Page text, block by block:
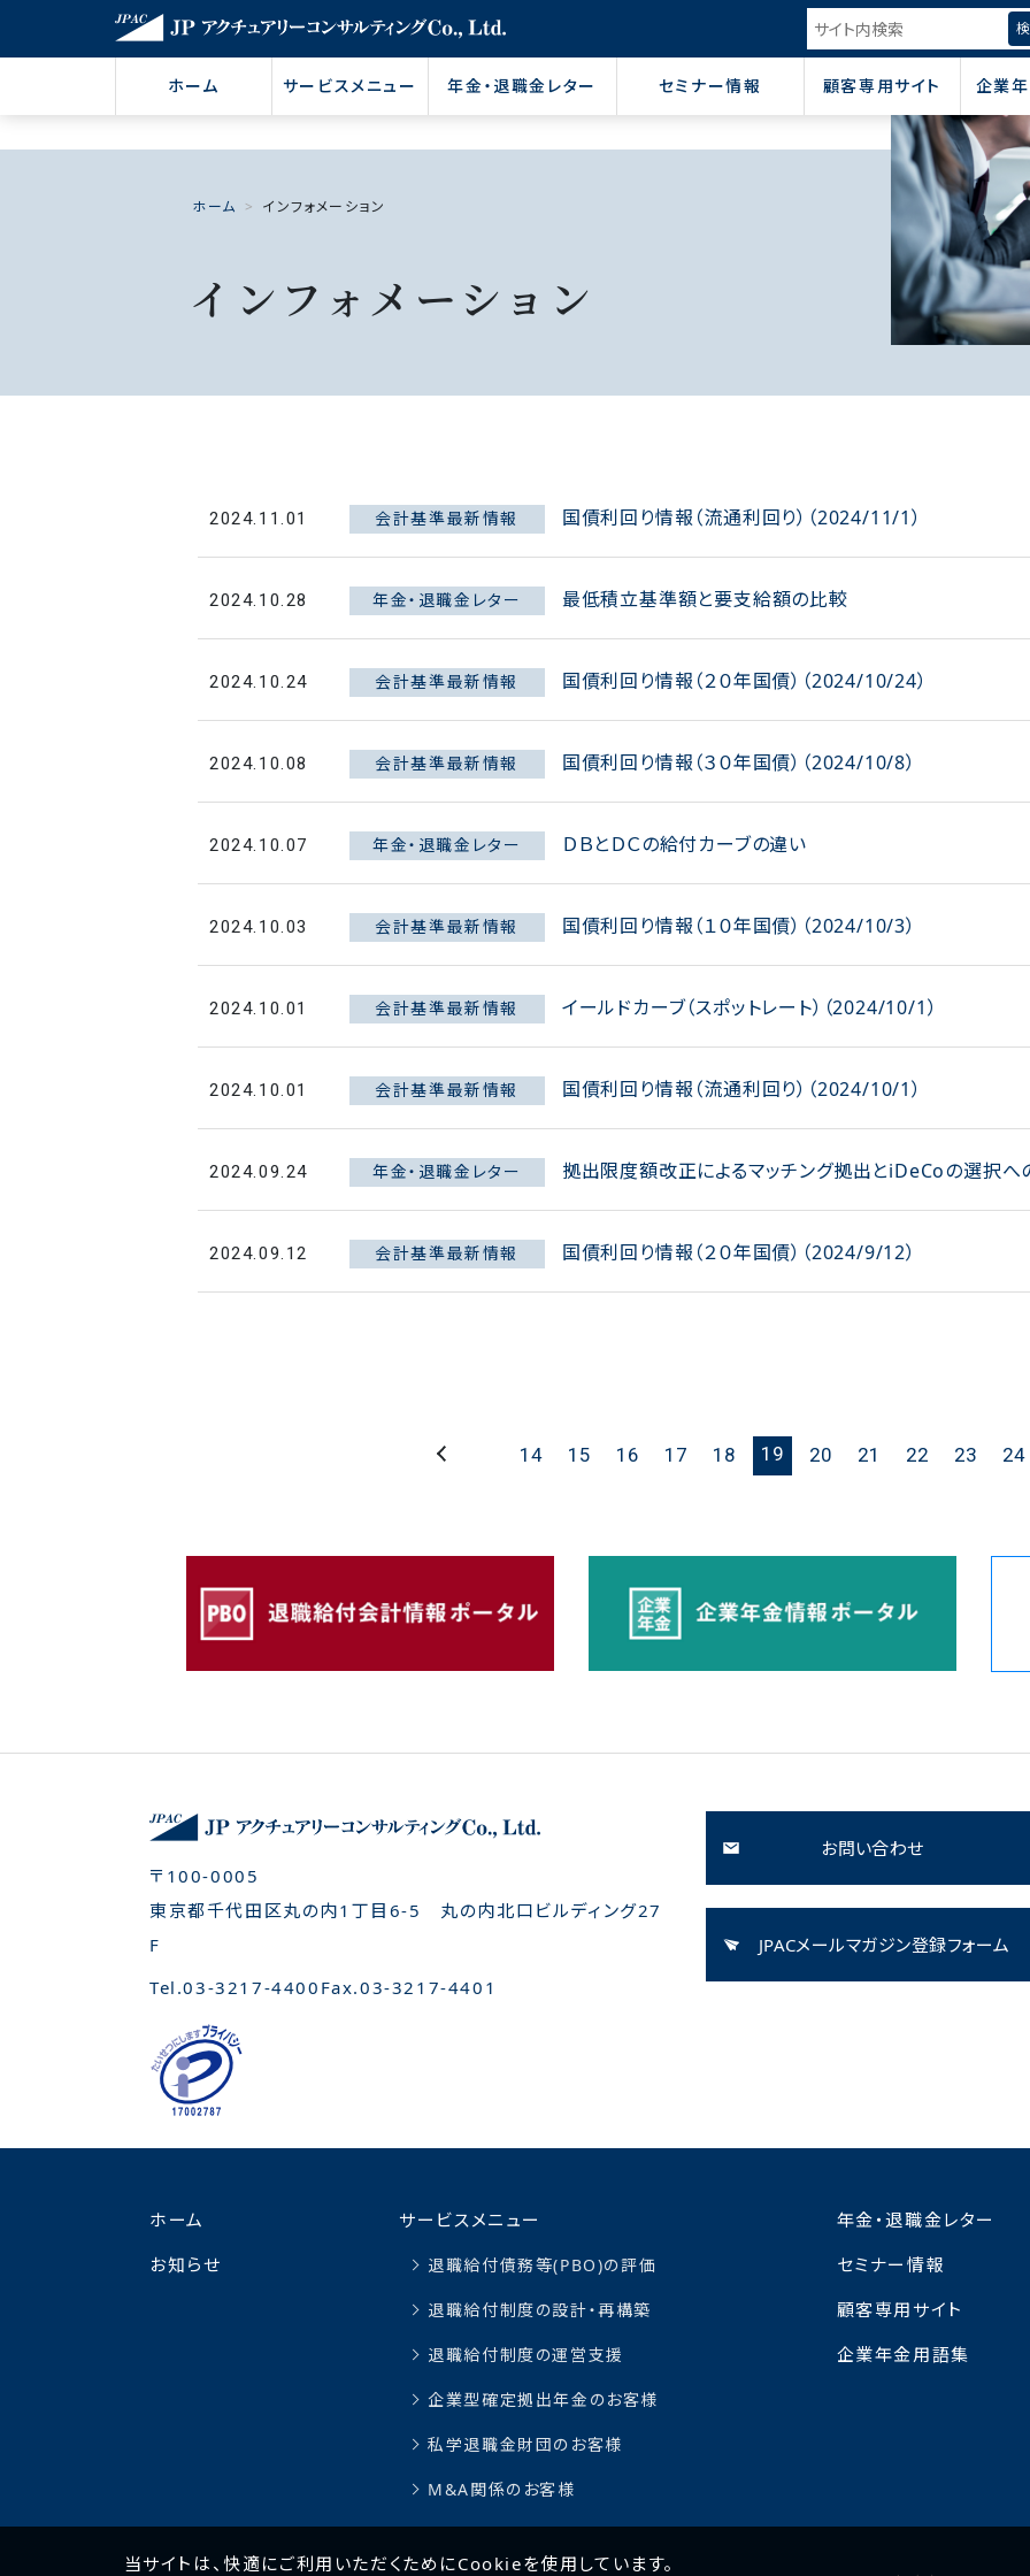
ホーム サービスメニュー 年金・退職金レター セミナー情報 顧客専用サイト 企業
ホーム インフォメーション
インフォメーション
2024.11.01 会計基準最新情報 国債利回り情報（流通利回り）（2024/11/1）
2024.10.28 年金・退職金レター 最低積立基準額と要支給額の比較
2024.10.24 会計基準最新情報 国債利回り情報（２０年国債）（2024/10/24）
2024.10.08 会計基準最新情報 国債利回り情報（３０年国債）（2024/10/8）
2024.10.07 年金・退職金レター ＤＢとＤＣの給付カーブの違い
2024.10.03 会計基準最新情報 国債利回り情報（１０年国債）（2024/10/3）
2024.10.01 会計基準最新情報 イールドカーブ（スポットレート）（2024/10/1）
2024.10.01 会計基準最新情報 国債利回り情報（流通利回り）（2024/10/1）
2024.09.24 年金・退職金レター 拠出限度額改正によるマッチング拠出とiDeCoの選択へ
2024.09.12 会計基準最新情報 国債利回り情報（２０年国債）（2024/9/12）
14 15 16 17 18 19 20 21 22 23 24
〒100-0005
東京都千代田区丸の内1丁目6-5 丸の内北口ビルディング27
F
Tel.03-3217-4400 Fax.03-3217-4401
お問い合わせ
JPACメールマガジン登録フォーム
ホーム
お知らせ
サービスメニュー
退職給付債務等(PBO)の評価
退職給付制度の設計・再構築
退職給付制度の運営支援
企業型確定拠出年金のお客様
私学退職金財団のお客様
M&A関係のお客様
年金・退職金レター
セミナー情報
顧客専用サイト
企業年金用語集
当サイトは、快適にご利用いただくためにCookieを使用しています。